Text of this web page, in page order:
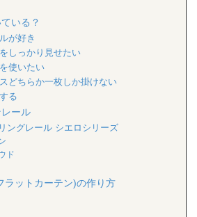
いる？
が好き
しっかり見せたい
使いたい
どちらか一枚しか掛けない
る
ール
ングレール シエロシリーズ
ド
ラットカーテン)の作り方